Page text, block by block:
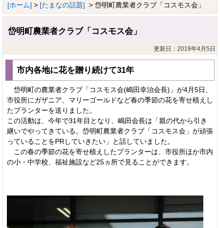
[ホーム] > [たまなの話題] > 岱明町農業者クラブ「コスモス会」
岱明町農業者クラブ「コスモス会」
更新日：2019年4月5日
市内各地に花を贈り続けて31年
岱明町の農業者クラブ「コスモス会(嶋田幸治会長)」が4月5日、
市役所にガザニア、マリーゴールドなど春の季節の花を寄せ植えし
たプランターを送りました。
この活動は、今年で31年目となり、嶋田会長は「親の代から引き
継いでやってきている。岱明町農業者クラブ「コスモス会」が頑張
っていることをPRしていきたい」と話していました。
この春の季節の花を寄せ植えしたプランターは、市役所ほか市内
の小・中学校、福祉施設など25ヵ所で見ることができます。